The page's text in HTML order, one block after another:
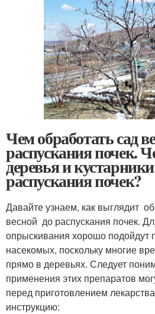
Чем обработать сад
распускания почек.
деревья и
распускания почек?
Давайте узнаем, как выглядит
весной до распускания почек.
опрыскивания хорошо подойдут
насекомых, поскольку многие
прямо в деревьях. Следует
применения этих препаратов
перед приготовлением
инструкцию: